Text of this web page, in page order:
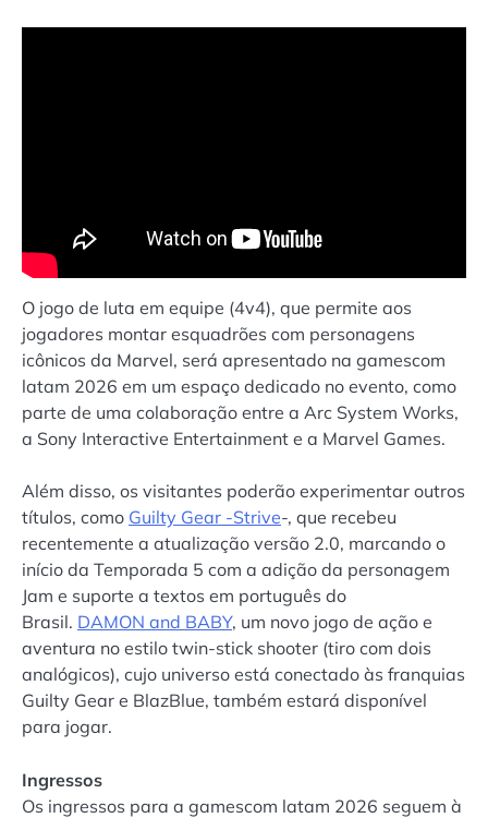
O jogo de luta em equipe (4v4), que permite aos
jogadores montar esquadrões com personagens
icônicos da Marvel, será apresentado na gamescom
latam 2026 em um espaço dedicado no evento, como
parte de uma colaboração entre a Arc System Works,
a Sony Interactive Entertainment e a Marvel Games.
Além disso, os visitantes poderão experimentar outros
títulos, como Guilty Gear -Strive-, que recebeu
recentemente a atualização versão 2.0, marcando o
início da Temporada 5 com a adição da personagem
Jam e suporte a textos em português do
Brasil. DAMON and BABY, um novo jogo de ação e
aventura no estilo twin-stick shooter (tiro com dois
analógicos), cujo universo está conectado às franquias
Guilty Gear e BlazBlue, também estará disponível
para jogar.
Ingressos
Os ingressos para a gamescom latam 2026 seguem à